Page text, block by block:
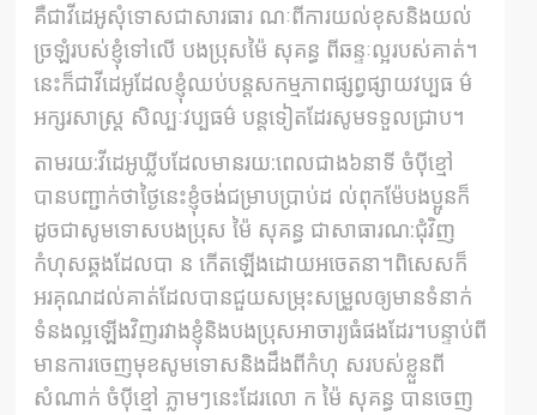
គឺជាវីដេអូសុំទោសជាសារធារ ណៈពីការយល់ខុសនិងយល់
ច្រឡំរបស់ខ្ញុំទៅលើ បងប្រុសម៉ៃ សុគន្ធ ពីឆន្ទៈល្អរបស់គាត់។
នេះក៏ជាវីដេអូដែលខ្ញុំឈប់បន្តសកម្មភាពផ្សព្វផ្សាយវប្បធ ម៌
អក្សរសាស្រ្ដ សិល្បៈវប្បធម៌ បន្តទៀតដែរសូមទទួលជ្រាប។
តាមរយ:វីដេអូឃ្លីបដែលមានរយ:ពេលជាង៦នាទី ចំប៉ីខ្មៅ
បានបញ្ជាក់ថាថ្ងៃនេះខ្ញុំចង់ជម្រាបប្រាប់ដ ល់ពុកម៉ែបងប្អូនក៏
ដូចជាសូមទោសបងប្រុស ម៉ៃ សុគន្ធ ជាសាធារណ:ជុំវិញ
កំហុសឆ្គងដែលបា ន កើតឡើងដោយអចេតនា។ពិសេសក៏
អរគុណដល់គាត់ដែលបានជួយសម្រុះសម្រួលឲ្យមានទំនាក់
ទំនងល្អឡើងវិញរវាងខ្ញុំនិងបងប្រុសអាចារ្យធំផងដែរ។បន្ទាប់ពី
មានការចេញមុខសូមទោសនិងដឹងពីកំហុ សរបស់ខ្លួនពី
សំណាក់ ចំប៉ីខ្មៅ ភ្លាមៗនេះដែរលោ ក ម៉ៃ សុគន្ធ បានចេញ